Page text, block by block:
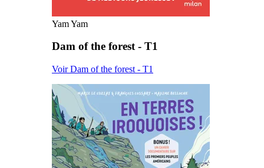
Yam Yam
Dam of the forest - T1
Voir Dam of the forest - T1